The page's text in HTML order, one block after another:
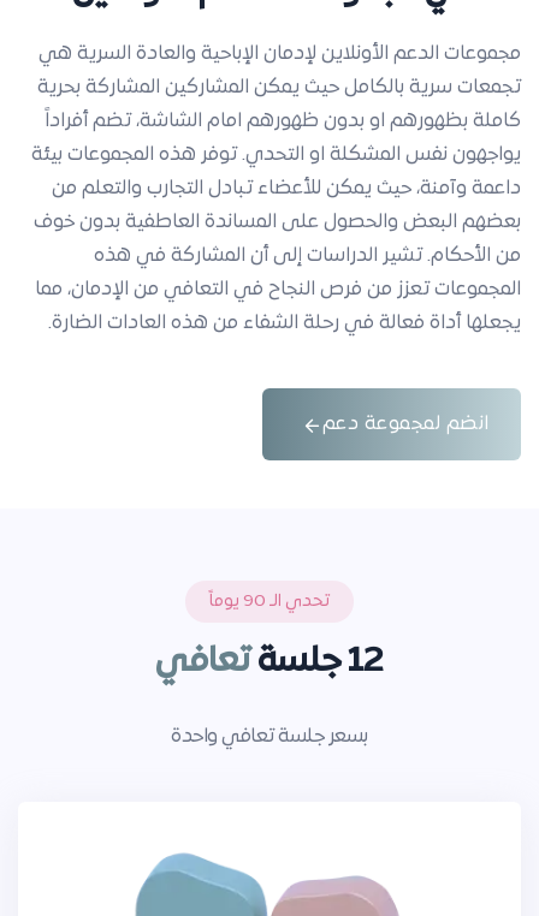
مجموعات الدعم الأونلاين لإدمان الإباحية والعادة السرية هي
تجمعات سرية بالكامل حيث يمكن المشاركين المشاركة بحرية
كاملة بظهورهم او بدون ظهورهم امام الشاشة، تضم أفراداً
يواجهون نفس المشكلة او التحدي. توفر هذه المجموعات بيئة
داعمة وآمنة، حيث يمكن للأعضاء تبادل التجارب والتعلم من
بعضهم البعض والحصول على المساندة العاطفية بدون خوف
من الأحكام. تشير الدراسات إلى أن المشاركة في هذه
المجموعات تعزز من فرص النجاح في التعافي من الإدمان، مما
يجعلها أداة فعالة في رحلة الشفاء من هذه العادات الضارة.
انضم لمجموعة دعم
تحدي الـ 90 يوماً
12 جلسة تعافي
بسعر جلسة تعافي واحدة